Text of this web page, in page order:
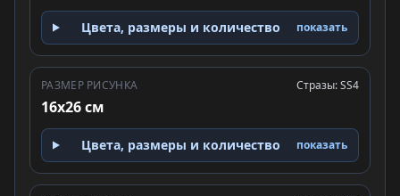
Цвета, размеры и количество показать
РАЗМЕР РИСУНКА
16x26 см
Стразы: SS4
Цвета, размеры и количество показать